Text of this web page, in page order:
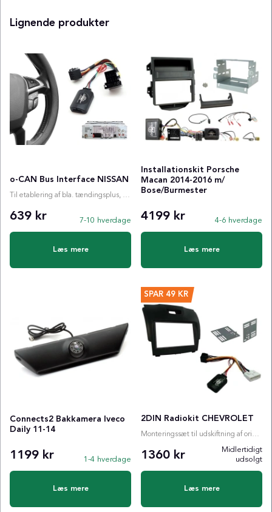
Lignende produkter
o-CAN Bus Interface NISSAN
Til etablering af bla. tændingsplus, ratstyring etc.
639 kr 7-10 hverdage
Læs mere
Installationskit Porsche
Macan 2014-2016 m/
Bose/Burmester
4199 kr 4-6 hverdage
Læs mere
Connects2 Bakkamera Iveco
Daily 11-14
1199 kr 1-4 hverdage
Læs mere
SPAR 49 KR
2DIN Radiokit CHEVROLET
Monteringssæt til udskiftning af originalradio
1360 kr
Midlertidigt
udsolgt
Læs mere